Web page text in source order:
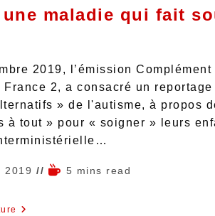
une maladie qui fait
2019, l’émission Complément
France 2, a consacré un reportage
» de l'autisme, à propos
à tout » pour « soigner » leurs
2019 5 mins read